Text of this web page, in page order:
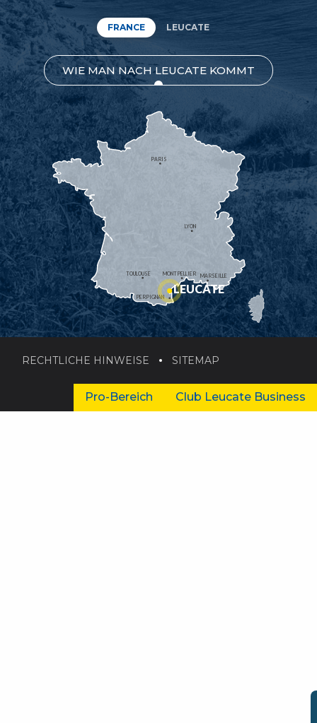
FRANCE LEUCATE
WIE MAN NACH LEUCATE KOMMT
MONTPELLIER
PERPIGNAN
MARSEILLE
TOULOUSE
LYON
PARIS
LEUCATE
RECHTLICHE HINWEISE SITEMAP
Pro-Bereich Club Leucate Business